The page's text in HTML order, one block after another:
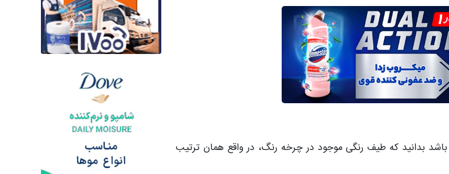
بدانید که طیف رنگی موجود در چرخه رنگ، در واقع همان ترتیب